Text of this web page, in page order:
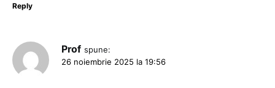
Reply
Prof spune:
26 noiembrie 2025 la 19:56